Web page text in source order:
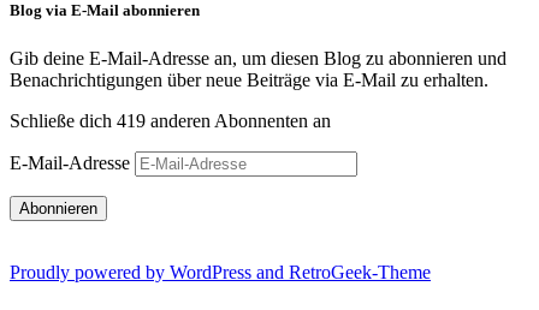
Blog via E-Mail abonnieren
Gib deine E-Mail-Adresse an, um diesen Blog zu abonnieren und
Benachrichtigungen über neue Beiträge via E-Mail zu erhalten.
Schließe dich 419 anderen Abonnenten an
E-Mail-Adresse
Abonnieren
Proudly powered by WordPress and RetroGeek-Theme